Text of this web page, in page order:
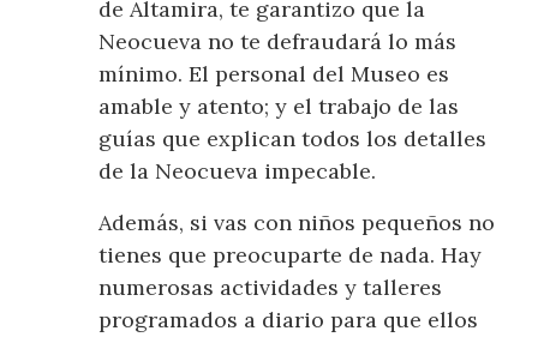
de Altamira, te garantizo que la
Neocueva no te defraudará lo más
mínimo. El personal del Museo es
amable y atento; y el trabajo de las
guías que explican todos los detalles
de la Neocueva impecable.
Además, si vas con niños pequeños no
tienes que preocuparte de nada. Hay
numerosas actividades y talleres
programados a diario para que ellos